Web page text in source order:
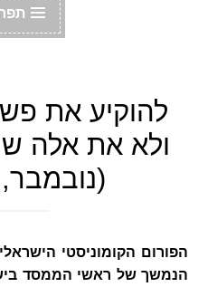
להוקיע את
ולא את אלה
(נובמבר, 2009)
הפורום הקומוניסטי
הנמשך של ראשי הממסד